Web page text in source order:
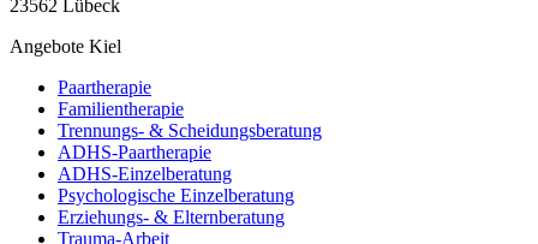
23562 Lübeck
Angebote Kiel
Paartherapie
Familientherapie
Trennungs- & Scheidungsberatung
ADHS-Paartherapie
ADHS-Einzelberatung
Psychologische Einzelberatung
Erziehungs- & Elternberatung
Trauma-Arbeit